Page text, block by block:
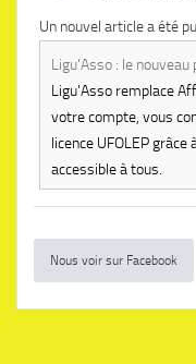
Un nouvel article a été
Ligu'Asso : le
Ligu'Asso remplace
votre compte, vous
licence UFOLEP
accessible à tous.
Nous voir sur Facebook